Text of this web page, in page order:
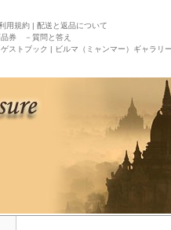
用規約 | 配送と返品について
券 －質問と答え
ゲストブック | ビルマ（ミャンマー）ギャラリ